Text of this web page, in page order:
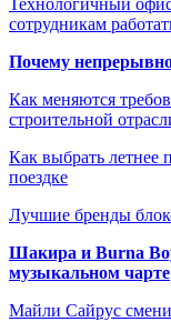
Технологичный
сотрудникам
Почему
Как меняются
строительной
Как выбрать летнее
поездке
Лучшие бренды
Шакира и Burna
музыкальном чарте
Майли Сайрус